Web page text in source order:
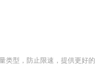
类型，防止限速，提供更好的